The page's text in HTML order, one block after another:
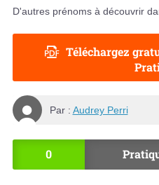
D'autres prénoms à découvrir
Téléchargez
Par : Audrey Perri
0